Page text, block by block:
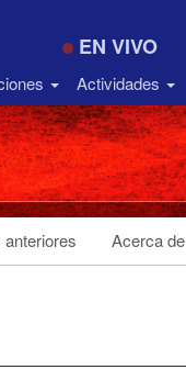
EN VIVO
Actividades
Acerca de